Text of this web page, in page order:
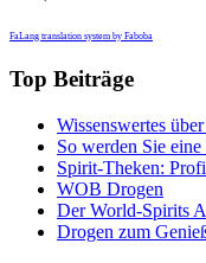
FaLang translation system by Faboba
Top Beiträge
Wissenswertes
So werden Sie
Spirit-Theken:
WOB Drogen
Der World-Spirits
Drogen zum